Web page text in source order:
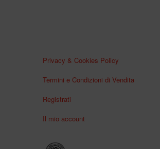
Privacy & Cookies Policy
Termini e Condizioni di Vendita
Registrati
Il mio account